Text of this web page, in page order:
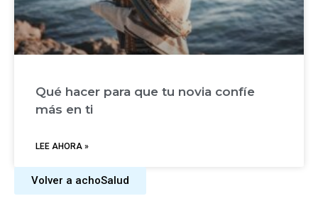
Qué hacer para que tu novia confíe
más en ti
LEE AHORA »
Volver a achoSalud